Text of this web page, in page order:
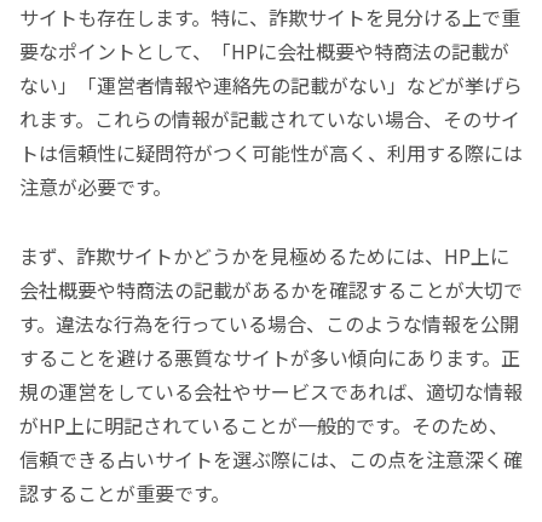
サイトも存在します。特に、詐欺サイトを見分ける上で重
要なポイントとして、「HPに会社概要や特商法の記載が
ない」「運営者情報や連絡先の記載がない」などが挙げら
れます。これらの情報が記載されていない場合、そのサイ
トは信頼性に疑問符がつく可能性が高く、利用する際には
注意が必要です。
まず、詐欺サイトかどうかを見極めるためには、HP上に
会社概要や特商法の記載があるかを確認することが大切で
す。違法な行為を行っている場合、このような情報を公開
することを避ける悪質なサイトが多い傾向にあります。正
規の運営をしている会社やサービスであれば、適切な情報
がHP上に明記されていることが一般的です。そのため、
信頼できる占いサイトを選ぶ際には、この点を注意深く確
認することが重要です。